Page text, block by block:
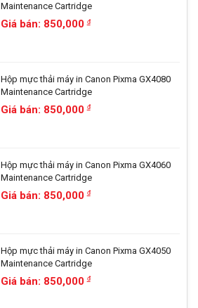
Maintenance Cartridge
Giá bán: 850,000đ
Hộp mực thải máy in Canon Pixma GX4080
Maintenance Cartridge
Giá bán: 850,000đ
Hộp mực thải máy in Canon Pixma GX4060
Maintenance Cartridge
Giá bán: 850,000đ
Hộp mực thải máy in Canon Pixma GX4050
Maintenance Cartridge
Giá bán: 850,000đ